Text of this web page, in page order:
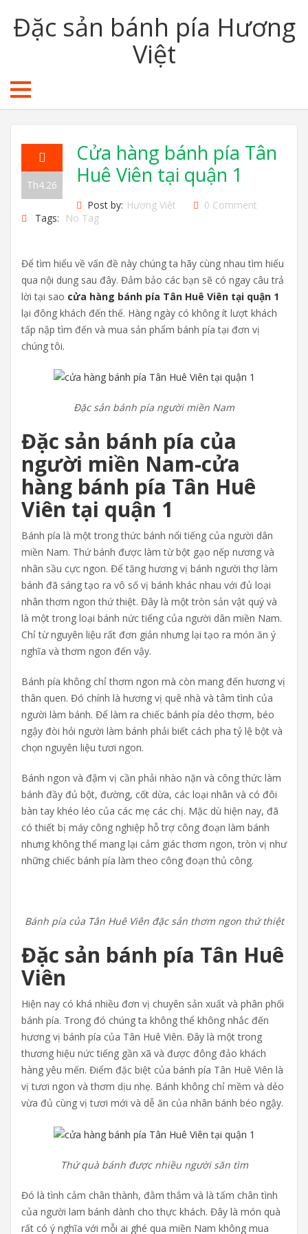
Đặc sản bánh pía Hương
Việt
Th4.26
Cửa hàng bánh pía Tân
Huê Viên tại quận 1
Post by: Hương Việt
0 Comment
Tags:
No Tag
Để tìm hiểu về vấn đề này chúng ta hãy cùng nhau tìm hiểu
qua nội dung sau đây. Đảm bảo các bạn sẽ có ngay câu trả
lời tại sao cửa hàng bánh pía Tân Huê Viên tại quận 1
lại đông khách đến thế. Hàng ngày có không ít lượt khách
tấp nập tìm đến và mua sản phẩm bánh pía tại đơn vị
chúng tôi.
Đặc sản bánh pía người miền Nam
Đặc sản bánh pía của
người miền Nam-cửa
hàng bánh pía Tân Huê
Viên tại quận 1
Bánh pía là một trong thức bánh nổi tiếng của người dân
miền Nam. Thứ bánh được làm từ bột gạo nếp nương và
nhân sầu cực ngon. Để tăng hương vị bánh người thợ làm
bánh đã sáng tạo ra vô số vị bánh khác nhau với đủ loại
nhân thơm ngon thứ thiệt. Đây là một tròn sản vật quý và
là một trong loại bánh nức tiếng của người dân miền Nam.
Chỉ từ nguyên liệu rất đơn giản nhưng lại tạo ra món ăn ý
nghĩa và thơm ngon đến vậy.
Bánh pía không chỉ thơm ngon mà còn mang đến hương vị
thân quen. Đó chính là hương vị quê nhà và tâm tình của
người làm bánh. Để làm ra chiếc bánh pía dẻo thơm, béo
ngậy đòi hỏi người làm bánh phải biết cách pha tỷ lệ bột và
chọn nguyên liệu tươi ngon.
Bánh ngon và đậm vị cần phải nhào nặn và công thức làm
bánh đầy đủ bột, đường, cốt dừa, các loại nhân và có đôi
bàn tay khéo léo của các mẹ các chị. Mặc dù hiện nay, đã
có thiết bị máy công nghiệp hỗ trợ công đoạn làm bánh
nhưng không thể mang lại cảm giác thơm ngon, tròn vị như
những chiếc bánh pía làm theo công đoạn thủ công.
Bánh pía của Tân Huê Viên đặc sản thơm ngon thứ thiệt
Đặc sản bánh pía Tân Huê
Viên
Hiện nay có khá nhiều đơn vị chuyên sản xuất và phân phối
bánh pía. Trong đó chúng ta không thể không nhắc đến
hương vị bánh pía của Tân Huê Viên. Đây là một trong
thương hiệu nức tiếng gần xã và được đông đảo khách
hàng yêu mến. Điểm đặc biệt của bánh pía Tân Huê Viên là
vị tươi ngon và thơm dịu nhẹ. Bánh không chỉ mềm và dẻo
vừa đủ cùng vị tươi mới và dễ ăn của nhân bánh béo ngậy.
Thứ quà bánh được nhiều người săn tìm
Đó là tình cảm chân thành, đằm thắm và là tấm chân tình
của người lam bánh dành cho thực khách. Đây là món quà
rất có ý nghĩa với mỗi ai ghé qua miền Nam không mua